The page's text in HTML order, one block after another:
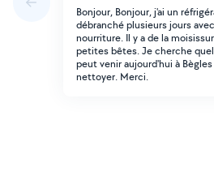
Bonjour, Bonjour, j'ai un
débranché plusieurs jours
nourriture. Il y a de la
petites bêtes. Je cherche
peut venir aujourd'hui à
nettoyer. Merci.